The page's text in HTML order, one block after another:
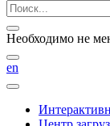
Необходимо не
en